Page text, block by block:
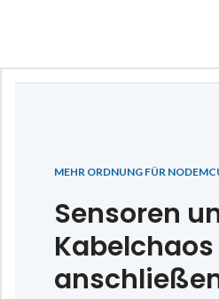
MEHR ORDNUNG FÜR
Sensoren
Kabelchaos